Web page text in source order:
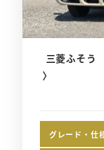
三菱ふそ
〉 【
グレード・仕